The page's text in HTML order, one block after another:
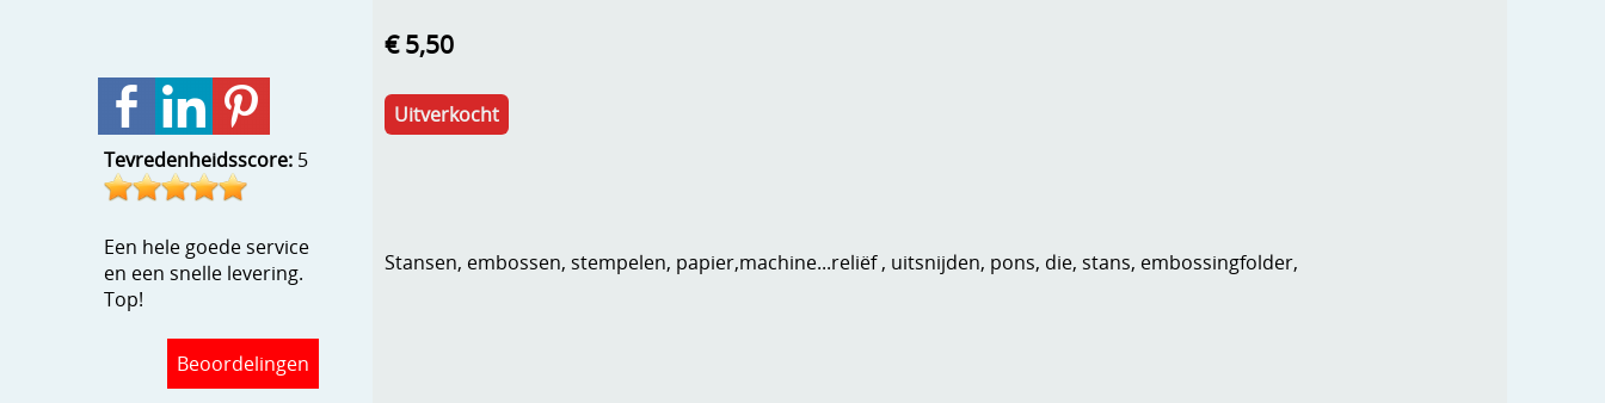
Tevredenheidsscore: 5
Een hele goede service
en een snelle levering.
Top!
Beoordelingen
€ 5,50
Uitverkocht
Stansen, embossen, stempelen, papier,machine...reliëf , uitsnijden, pons, die, stans, embossingfolder,